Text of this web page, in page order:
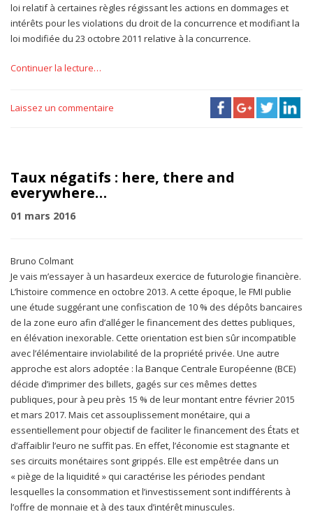
loi relatif à certaines règles régissant les actions en dommages et
intérêts pour les violations du droit de la concurrence et modifiant la
loi modifiée du 23 octobre 2011 relative à la concurrence.
Continuer la lecture…
Laissez un commentaire
Taux négatifs : here, there and
everywhere…
01 mars 2016
Bruno Colmant
Je vais m’essayer à un hasardeux exercice de futurologie financière.
L’histoire commence en octobre 2013. A cette époque, le FMI publie
une étude suggérant une confiscation de 10 % des dépôts bancaires
de la zone euro afin d’alléger le financement des dettes publiques,
en élévation inexorable. Cette orientation est bien sûr incompatible
avec l’élémentaire inviolabilité de la propriété privée. Une autre
approche est alors adoptée : la Banque Centrale Européenne (BCE)
décide d’imprimer des billets, gagés sur ces mêmes dettes
publiques, pour à peu près 15 % de leur montant entre février 2015
et mars 2017. Mais cet assouplissement monétaire, qui a
essentiellement pour objectif de faciliter le financement des États et
d’affaiblir l’euro ne suffit pas. En effet, l’économie est stagnante et
ses circuits monétaires sont grippés. Elle est empêtrée dans un
« piège de la liquidité » qui caractérise les périodes pendant
lesquelles la consommation et l’investissement sont indifférents à
l’offre de monnaie et à des taux d’intérêt minuscules.